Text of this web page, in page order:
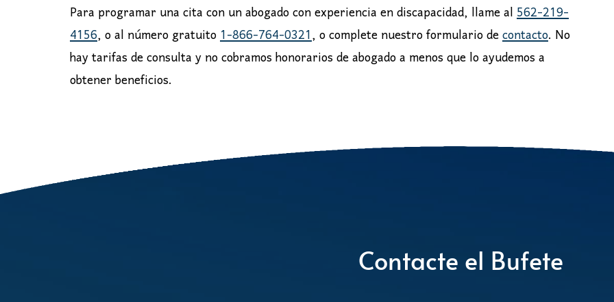
Para programar una cita con un abogado con experiencia en discapacidad, llame al562-219-
4156, o al número gratuito1-866-764-0321, o complete nuestro formulario decontacto. No
hay tarifas de consulta y no cobramos honorarios de abogado a menos que lo ayudemos a
obtener beneficios.
Contacte el Bufete